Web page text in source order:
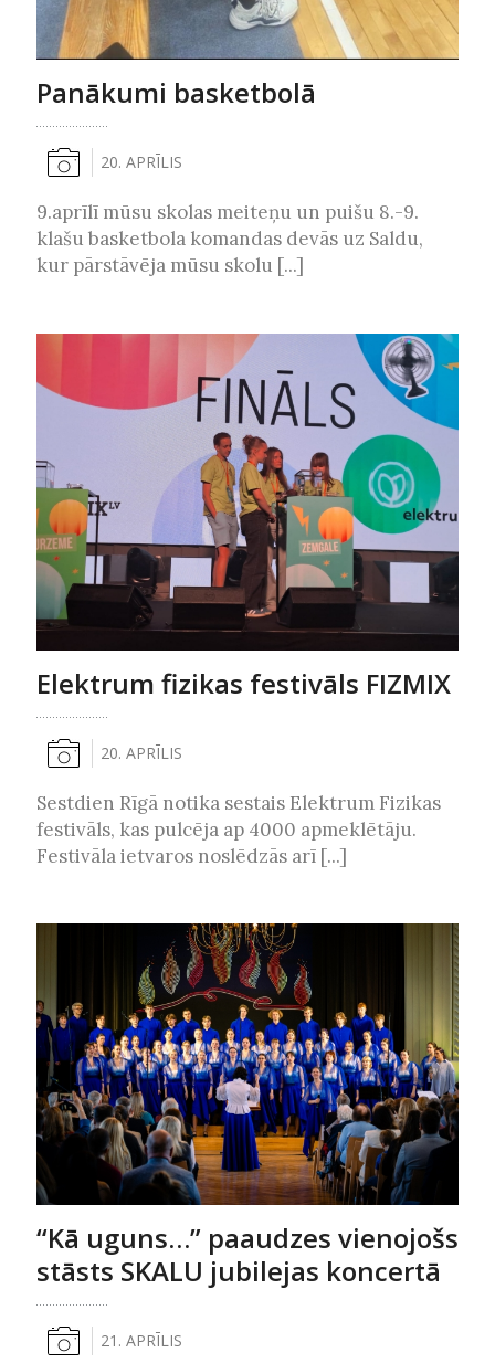
Panākumi basketbolā
20. APRĪLIS
9.aprīlī mūsu skolas meiteņu un puišu 8.-9.
klašu basketbola komandas devās uz Saldu,
kur pārstāvēja mūsu skolu [...]
Elektrum fizikas festivāls FIZMIX
20. APRĪLIS
Sestdien Rīgā notika sestais Elektrum Fizikas
festivāls, kas pulcēja ap 4000 apmeklētāju.
Festivāla ietvaros noslēdzās arī [...]
“Kā uguns…” paaudzes vienojošs
stāsts SKALU jubilejas koncertā
21. APRĪLIS